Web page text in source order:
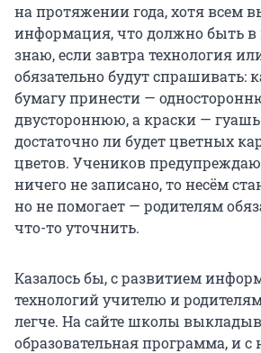
на протяжении года, хотя всем
информация, что должно быть в
знаю, если завтра технология
обязательно будут спрашивать:
бумагу принести —
двустороннюю, а краски — гуашь
достаточно ли будет цветных
цветов. Учеников
ничего не записано, то несём
но не помогает — родителям
что-то уточнить.
Казалось бы, с развитием
технологий учителю и
легче. На сайте школы
образовательная программа, и